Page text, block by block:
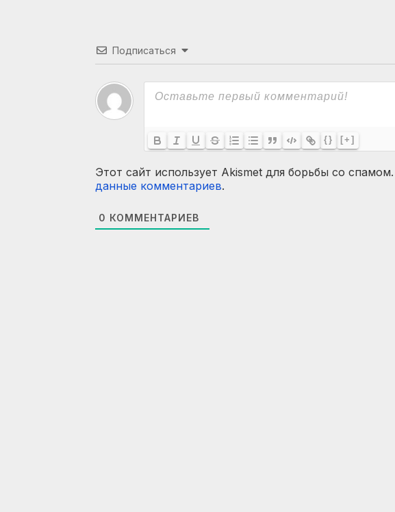
Подписаться
{} [+]
Этот сайт использует Akismet для борьбы со спамом.
данные комментариев.
0 КОММЕНТАРИЕВ